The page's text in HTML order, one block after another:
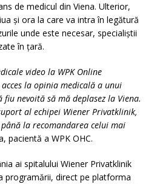
de medicul din Viena. Ulterior,
și ora la care va intra în legătură
unde este necesar, specialiștii
în țară.
video la WPK Online
la opinia medicală a unui
nevoită să mă deplasez la Viena.
al echipei Wiener Privatklinik,
la recomandarea celui mai
pacientă a WPK OHC.
ai spitalului Wiener Privatklinik
programării, direct pe platforma